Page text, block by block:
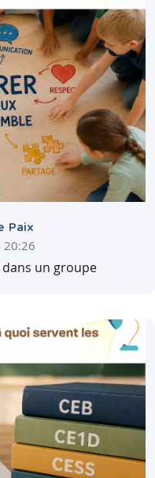
Paix
20:26
un groupe